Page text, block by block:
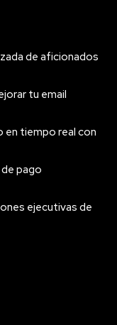
de aficionados
tu email
en tiempo real con
pago
ejecutivas de